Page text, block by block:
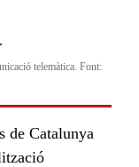
telemàtica. Font:
de Catalunya